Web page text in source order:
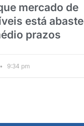
mercado de
está
prazos
9:34 pm